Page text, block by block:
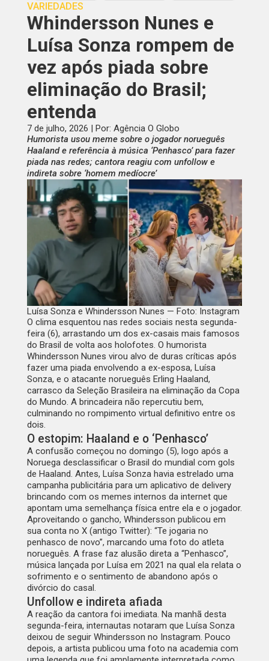
VARIEDADES
Whindersson Nunes e
Luísa Sonza rompem de
vez após piada sobre
eliminação do Brasil;
entenda
7 de julho, 2026 | Por: Agência O Globo
Humorista usou meme sobre o jogador norueguês
Haaland e referência à música ‘Penhasco’ para fazer
piada nas redes; cantora reagiu com unfollow e
indireta sobre ‘homem medíocre’
Luísa Sonza e Whindersson Nunes — Foto: Instagram
O clima esquentou nas redes sociais nesta segunda-
feira (6), arrastando um dos ex-casais mais famosos
do Brasil de volta aos holofotes. O humorista
Whindersson Nunes virou alvo de duras críticas após
fazer uma piada envolvendo a ex-esposa, Luísa
Sonza, e o atacante norueguês Erling Haaland,
carrasco da Seleção Brasileira na eliminação da Copa
do Mundo. A brincadeira não repercutiu bem,
culminando no rompimento virtual definitivo entre os
dois.
O estopim: Haaland e o ‘Penhasco’
A confusão começou no domingo (5), logo após a
Noruega desclassificar o Brasil do mundial com gols
de Haaland. Antes, Luísa Sonza havia estrelado uma
campanha publicitária para um aplicativo de delivery
brincando com os memes internos da internet que
apontam uma semelhança física entre ela e o jogador.
Aproveitando o gancho, Whindersson publicou em
sua conta no X (antigo Twitter): “Te jogaria no
penhasco de novo”, marcando uma foto do atleta
norueguês. A frase faz alusão direta a “Penhasco”,
música lançada por Luísa em 2021 na qual ela relata o
sofrimento e o sentimento de abandono após o
divórcio do casal.
Unfollow e indireta afiada
A reação da cantora foi imediata. Na manhã desta
segunda-feira, internautas notaram que Luísa Sonza
deixou de seguir Whindersson no Instagram. Pouco
depois, a artista publicou uma foto na academia com